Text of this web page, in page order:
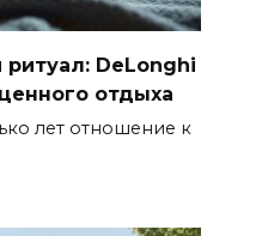
DeLonghi
отдыха
лет отношение к